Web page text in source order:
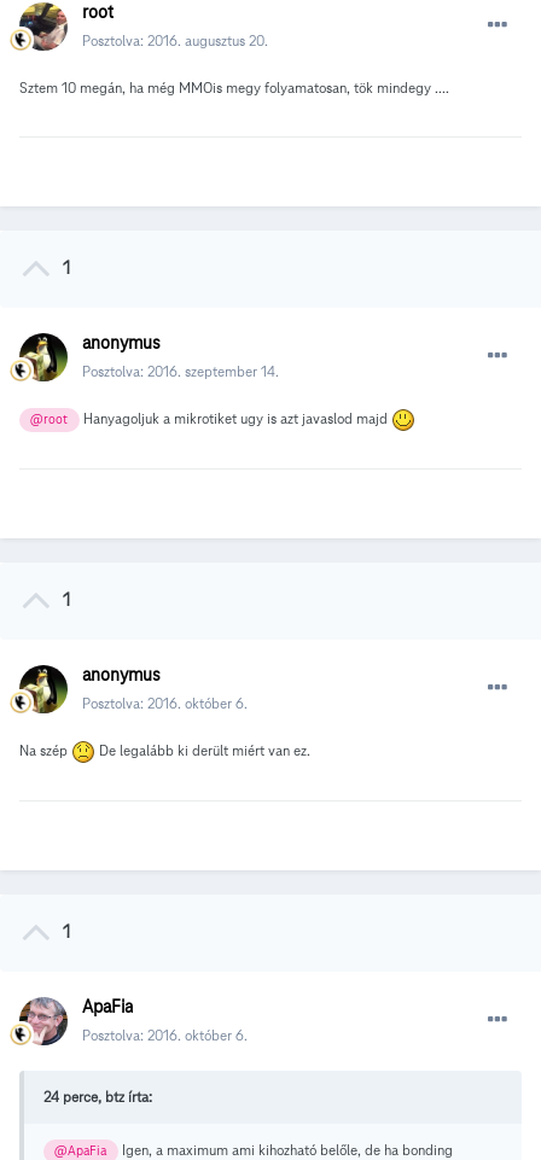
root
Posztolva: 2016. augusztus 20.
Sztem 10 megán, ha még MMOis megy folyamatosan, tök mindegy ....
1
anonymus
Posztolva: 2016. szeptember 14.
@root Hanyagoljuk a mikrotiket ugy is azt javaslod majd
1
anonymus
Posztolva: 2016. október 6.
Na szép De legalább ki derült miért van ez.
1
ApaFia
Posztolva: 2016. október 6.
24 perce, btz írta:
@ApaFia
Igen, a maximum ami kihozható belőle, de ha bonding